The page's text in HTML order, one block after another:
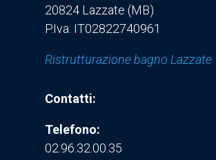
20824 Lazzate (MB)
P.Iva: IT02822740961
Ristrutturazione bagno Lazzate
Contatti:
Telefono:
02.96.32.00.35